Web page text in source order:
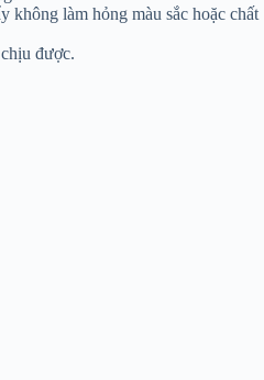
không làm hỏng màu sắc hoặc chất
được.